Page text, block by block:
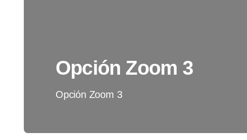
Opción Zoom 3
Opción Zoom 3